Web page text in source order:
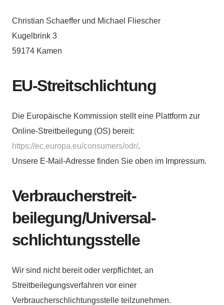
Christian Schaeffer und Michael Fliescher
Kugelbrink 3
59174 Kamen
EU-Streitschlichtung
Die Europäische Kommission stellt eine Plattform zur
Online-Streitbeilegung (OS) bereit:
https://ec.europa.eu/consumers/odr/.
Unsere E-Mail-Adresse finden Sie oben im Impressum.
Verbraucher­streit­
beilegung/Universal­
schlichtungs­stelle
Wir sind nicht bereit oder verpflichtet, an
Streitbeilegungsverfahren vor einer
Verbraucherschlichtungsstelle teilzunehmen.